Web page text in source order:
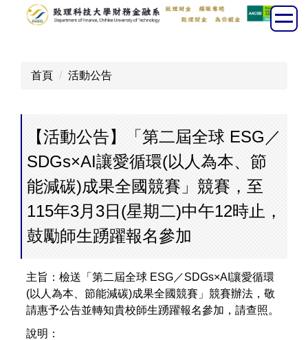
首頁 活動公告
【活動公告】「第二屆全球 ESG／
SDGs×AI讓愛循環(以人為本、節
能減碳)成果全國競賽」競賽，至
115年3月3日(星期二)中午12時止，
鼓勵師生踴躍報名參加
主旨：​檢送「第二屆全球 ESG／SDGs×AI讓愛循環
(以人為本、節能減碳)成果全國競賽」競賽辦法，敬
請惠予公告並轉知貴校師生踴躍報名參加，請查照。
說明：​